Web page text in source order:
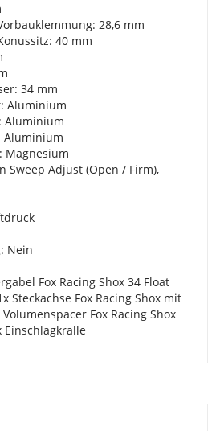
28,6 mm
40 mm
34 mm
Aluminium
Aluminium
Aluminium
Magnesium
Sweep Adjust (Open / Firm),
Nein
Fox Racing Shox 34 Float
Steckachse Fox Racing Shox mit
Fox Racing Shox
Einschlagkralle